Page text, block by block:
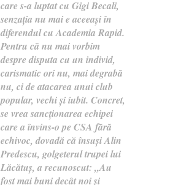
care s-a luptat cu Gigi Becali,
senzația nu mai e aceeași în
diferendul cu Academia Rapid.
Pentru că nu mai vorbim
despre disputa cu un individ,
carismatic ori nu, mai degrabă
nu, ci de atacarea unui club
popular, vechi și iubit. Concret,
se vrea sancționarea echipei
care a învins-o pe CSA fără
echivoc, dovadă că însuși Alin
Predescu, golgeterul trupei lui
Lăcătuș, a recunoscut: „Au
fost mai buni decât noi și